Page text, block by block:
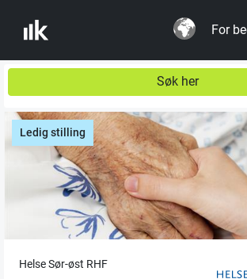
For
Søk her
Ledig stilling
Helse Sør-øst RHF